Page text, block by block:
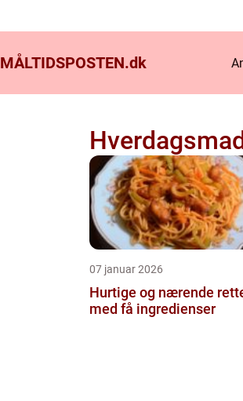
MÅLTIDSPOSTEN.dk
07 januar 2026
Hurtige og nærende
med få ingredienser